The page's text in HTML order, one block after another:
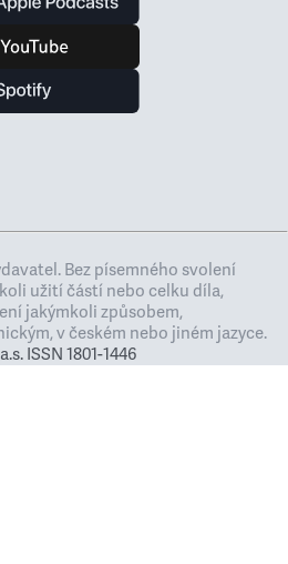
Bez písemného svolení
užití částí nebo celku díla,
jakýmkoli způsobem,
v českém nebo jiném jazyce.
ISSN 1801-1446